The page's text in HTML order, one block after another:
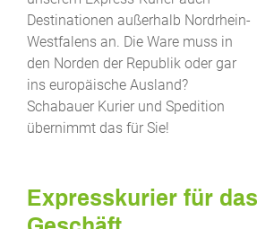
Destinationen außerhalb Nordrhein-
Westfalens an. Die Ware muss in
den Norden der Republik oder gar
ins europäische Ausland?
Schabauer Kurier und Spedition
übernimmt das für Sie!
Expresskurier für